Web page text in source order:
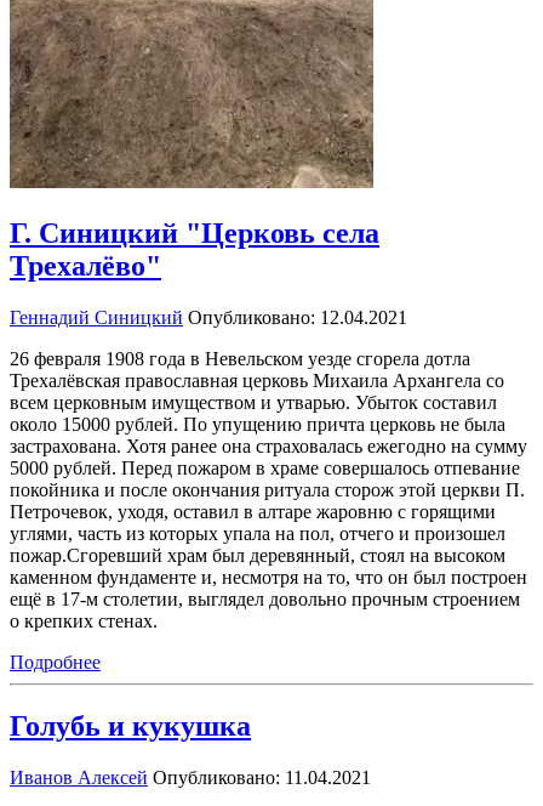
Г. Синицкий "Церковь села
Трехалёво"
Геннадий Синицкий Опубликовано: 12.04.2021
26 февраля 1908 года в Невельском уезде сгорела дотла
Трехалёвская православная церковь Михаила Архангела со
всем церковным имуществом и утварью. Убыток составил
около 15000 рублей. По упущению причта церковь не была
застрахована. Хотя ранее она страховалась ежегодно на сумму
5000 рублей. Перед пожаром в храме совершалось отпевание
покойника и после окончания ритуала сторож этой церкви П.
Петрочевок, уходя, оставил в алтаре жаровню с горящими
углями, часть из которых упала на пол, отчего и произошел
пожар.Сгоревший храм был деревянный, стоял на высоком
каменном фундаменте и, несмотря на то, что он был построен
ещё в 17-м столетии, выглядел довольно прочным строением
о крепких стенах.
Подробнее
Голубь и кукушка
Иванов Алексей Опубликовано: 11.04.2021